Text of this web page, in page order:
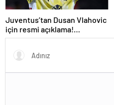
Juventus’tan Dusan Vlahovic
için resmi açıklama!
Fenerbahçe yanıtı